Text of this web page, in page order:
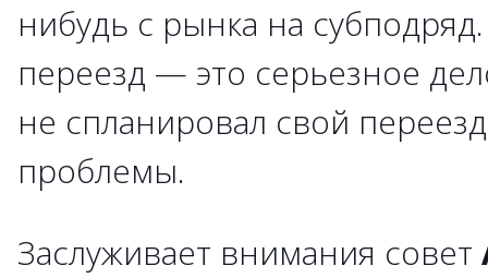
нибудь с рынка на
переезд — это серьезное
не спланировал свой
проблемы.
Заслуживает внимания совет